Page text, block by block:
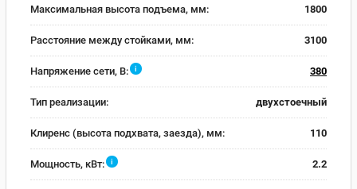
Максимальная высота подъема, мм: 1800
Расстояние между стойками, мм: 3100
Напряжение сети, В: i 380
Тип реализации: двухстоечный
Клиренс (высота подхвата, заезда), мм: 110
Мощность, кВт: i 2.2